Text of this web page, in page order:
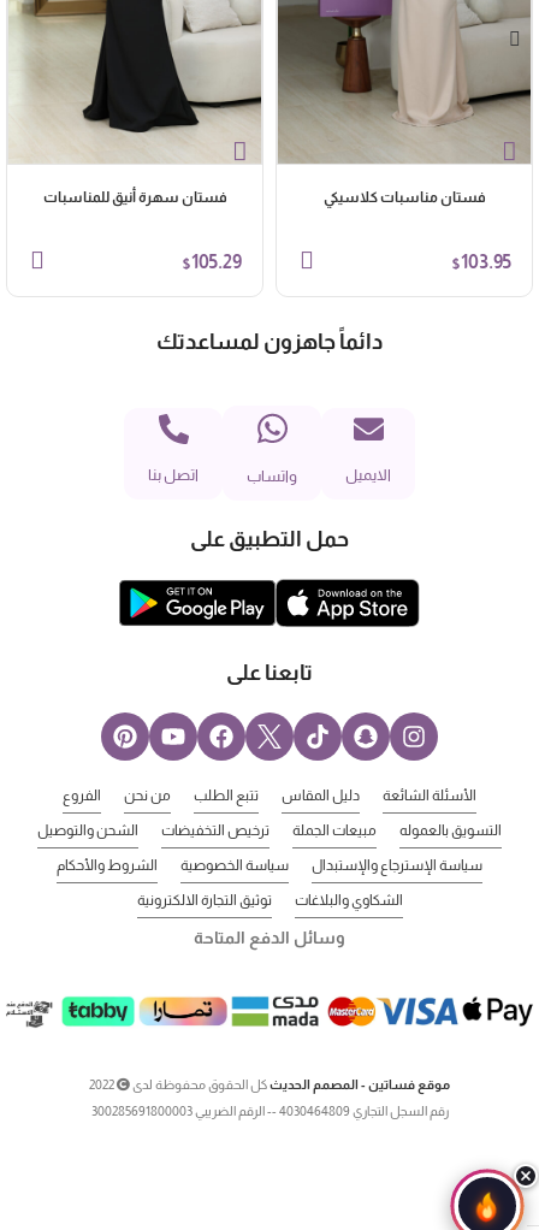
فستان مناسبات كلاسيكي
$103.95
فستان سهرة أنيق للمناسبات
$105.29
دائماً جاهزون لمساعدتك
الايميل واتساب اتصل بنا
حمل التطبيق على
تابعنا على
الأسئلة الشائعة دليل المقاس تتبع الطلب من نحن الفروع
التسويق بالعموله مبيعات الجملة ترخيص التخفيضات الشحن والتوصيل
سياسة الإسترجاع والإستبدال سياسة الخصوصية الشروط والأحكام
الشكاوي والبلاغات توثيق التجارة الالكترونية
وسائل الدفع المتاحة
موقع فساتين - المصمم الحديثكل الحقوق محفوظة لدى
2022
رقم السجل التجاري 4030464809 -- الرقم الضريبي 300285691800003